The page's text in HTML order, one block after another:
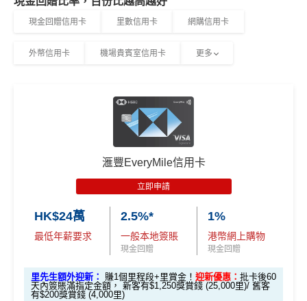
現金回贈信用卡 里數信用卡 網購信用卡
外幣信用卡 機場貴賓室信用卡 更多
滙豐EveryMile信用卡
立即申請
HK$24萬
最低年薪要求
2.5%*
一般本地簽賬
現金回贈
1%
港幣網上購物
現金回贈
里先生額外迎新： 賺1個里程段+里賞金！ 迎新優惠： 批卡後60
天內簽賬滿指定金額， 新客有$1,250獎賞錢 (25,000里)/ 舊客
有$200獎賞錢 (4,000里)